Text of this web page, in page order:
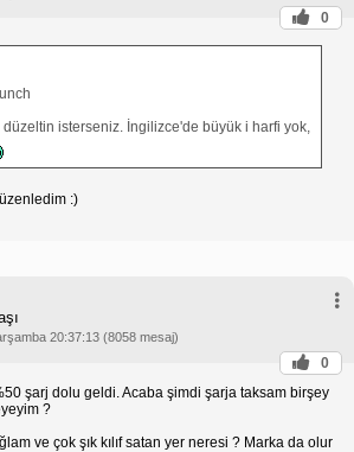
0
düzeltin isterseniz. İngilizce'de büyük i harfi yok,
:)
20:37:13 (8058 mesaj)
0
şarj dolu geldi. Acaba şimdi şarja taksam birşey
?
ve çok şık kılıf satan yer neresi ? Marka da olur